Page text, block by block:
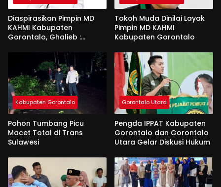
Diaspirasikan Pimpin MD
KAHMI Kabupaten
Gorontalo, Ghalieb :
Tokoh Muda Dinilai Layak
Pimpin MD KAHMI
Kabupaten Gorontalo
Kabupaten Gorontalo
Pohon Tumbang Picu
Macet Total di Trans
Sulawesi
Gorontalo Utara
Pengda IPPAT Kabupaten
Gorontalo dan Gorontalo
Utara Gelar Diskusi Hukum